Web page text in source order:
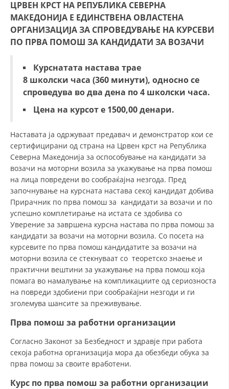
ЦРВЕН КРСТ НА РЕПУБЛИКА СЕВЕРНА
МАКЕДОНИЈА E ЕДИНСТВЕНА ОВЛАСТЕНА
ОРГАНИЗАЦИЈА ЗА СПРОВЕДУВАЊЕ НА КУРСЕВИ
ПО ПРВА ПОМОШ ЗА КАНДИДАТИ ЗА ВОЗАЧИ
Курснатата настава трае
8 школски часа (360 минути), односно се
спроведува во два дена по 4 школски часа.
Цена на курсот е 1500,00 денари.
Наставата ја одржуваат предавач и демонстратор кои се
сертифицирани од страна на Црвен крст на Република
Северна Македонија за оспособување на кандидати за
возачи на моторни возила за укажување на прва помош
на лица повредени во сообраќајна незгода. Пред
започнување на курсната настава секој кандидат добива
Прирачник по прва помош за кандидати за возачи и по
успешно комплетирање на истата се здобива со
Уверение за завршена курсна настава по прва помош за
кандидати за возачи на моторни возила. Со посета на
курсевите по прва помош кандидатите за возачи на
моторни возила се стекнуваат со теоретско знаење и
практични вештини за укажување на прва помош која
помага во намалување на компликациите од сериозноста
на повреди здобиени при сообраќајни незгоди и ги
зголемува шансите за преживување.
Прва помош за работни организации
Согласно Законот за Безбедност и здравје при работа
секоја работна организација мора да обезбеди обука за
прва помош за своите вработени.
Курс по прва помош за работни организации